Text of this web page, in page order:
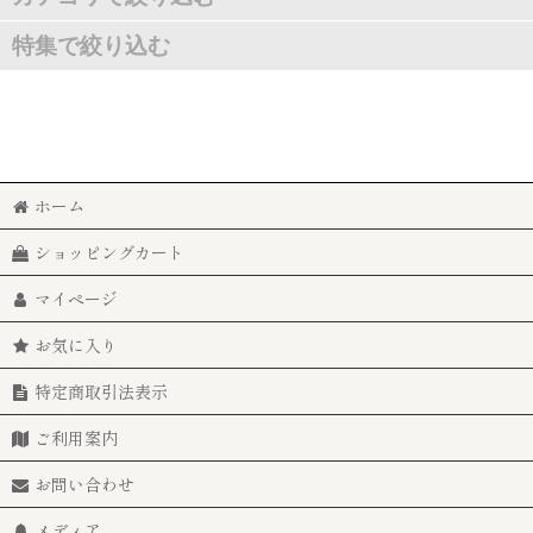
卵・小麦・澱粉不使用！調味料（アミノ酸等）・保存料・リン酸塩不
卵不使用！調味料（アミノ酸等）・保存料・リン酸塩不使用！からだ
卵・小麦・澱粉不使用！保存料・リン酸塩不使用！蒲鉾「萩かまぼこ
卵・小麦不使用！蒲鉾「萩かま」130g 主原料：国産鮮魚エソ
職人の技『萩ごぼう巻』 ★ 単品販売は1月〜11月迄 ★
「飛魚蒲鉾」萩産鮮魚とびうお100％【季節限定商品】★今シーズ
卵・小麦・澱粉不使用！調味料（アミノ酸等）・保存料・リン酸塩
特集で絞り込む
保存料・リン酸塩 不使用
グルテンフリー
１２月限定販売
農林水産大臣賞受賞
板付蒲鉾（山口県名産の焼き抜き蒲鉾）
調味料（アミノ酸等）・保存料・リン酸塩不使用！
ご贈答用【化粧箱入】
ホーム
ショッピングカート
マイページ
お気に入り
特定商取引法表示
ご利用案内
お問い合わせ